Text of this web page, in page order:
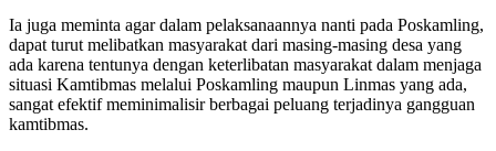
Ia juga meminta agar dalam pelaksanaannya nanti pada Poskamling,
dapat turut melibatkan masyarakat dari masing-masing desa yang
ada karena tentunya dengan keterlibatan masyarakat dalam menjaga
situasi Kamtibmas melalui Poskamling maupun Linmas yang ada,
sangat efektif meminimalisir berbagai peluang terjadinya gangguan
kamtibmas.